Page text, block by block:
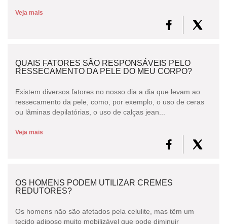
Veja mais
QUAIS FATORES SÃO RESPONSÁVEIS PELO
RESSECAMENTO DA PELE DO MEU CORPO?
Existem diversos fatores no nosso dia a dia que levam ao
ressecamento da pele, como, por exemplo, o uso de ceras
ou lâminas depilatórias, o uso de calças jean...
Veja mais
OS HOMENS PODEM UTILIZAR CREMES
REDUTORES?
Os homens não são afetados pela celulite, mas têm um
tecido adiposo muito mobilizável que pode diminuir